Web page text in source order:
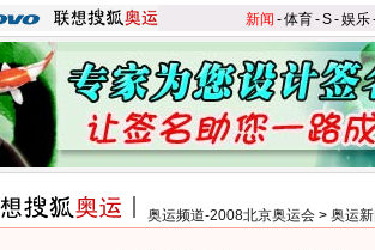
新闻 -体育-S-娱乐
奥运频道-2008北京奥运会 > 奥运